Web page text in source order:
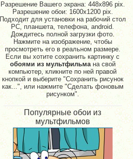
Разрешение Вашего экрана: 448x896 pix.
Разрешение обои: 1600x1200 pix.
Подходит для установки на рабочий стол
PC, планшета, телефона, android.
Дождитесь полной загрузки фото.
Нажмите на изображение, чтобы
просмотреть его в реальном размере.
Если вы хотите сохранить картинку с
обоями из мультфильмана свой
компьютер, кликните по ней правой
кнопкой и выберите "Сохранить рисунок
как...", или нажмите "Сделать фоновым
рисунком".
Популярные обои из
мультфильмов